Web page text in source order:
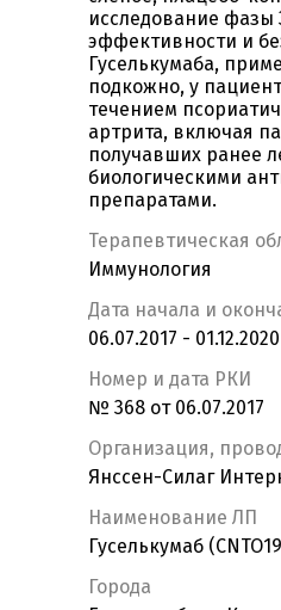
исследование фазы
эффективности и
Гуселькумаба,
подкожно, у
течением
артрита, включая
получавших ранее
биологическими
препаратами.
Терапевтическая
Иммунология
Дата начала и
06.07.2017 - 01.12.2020
Номер и дата РКИ
№ 368 от 06.07.2017
Организация,
Янссен-Силаг
Наименование ЛП
Гуселькумаб
Города